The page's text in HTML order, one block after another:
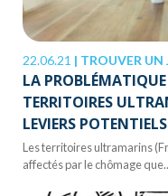
22.06.21 | TROUVER UN
LA
TERRITOIRES
LEVIERS POTENTIELS
Les territoires ultramarins
affectés par le chômage